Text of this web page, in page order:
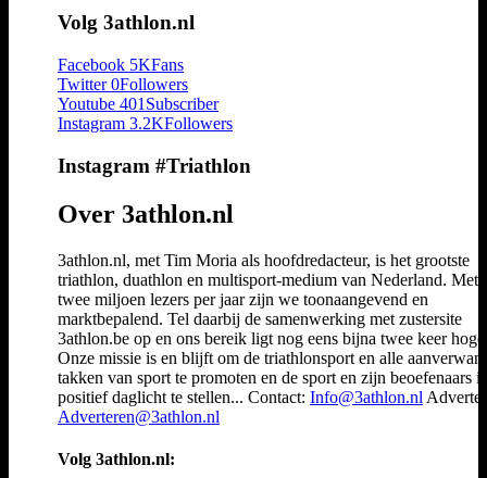
Volg 3athlon.nl
Facebook 5KFans
Twitter 0Followers
Youtube 401 Subscriber
Instagram 3.2KFollowers
Instagram #Triathlon
Over 3athlon.nl
3athlon.nl, met Tim Moria als hoofdredacteur, is het grootste
triathlon, duathlon en multisport-medium van Nederland. Met
twee miljoen lezers per jaar zijn we toonaangevend en
marktbepalend. Tel daarbij de samenwerking met zustersite
3athlon.be op en ons bereik ligt nog eens bijna twee keer
Onze missie is en blijft om de triathlonsport en alle
takken van sport te promoten en de sport en zijn beoefenaars
positief daglicht te stellen... Contact: Info@3athlon.nl
Adverteren@3athlon.nl
Volg 3athlon.nl: